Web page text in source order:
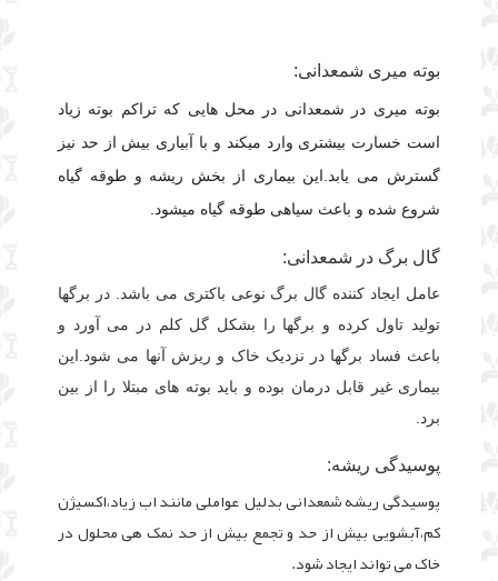
بوته میری شمعدانی:
بوته میری در شمعدانی در محل هایی که تراکم بوته زیاد
است خسارت بیشتری وارد میکند و با آبیاری بیش از حد نیز
گسترش می یابد.این بیماری از بخش ریشه و طوقه گیاه
شروع شده و باعث سیاهی طوقه گیاه میشود
گال برگ در شمعدانی:
عامل ایجاد کننده گال برگ نوعی باکتری می باشد. در برگها
تولید تاول کرده و برگها را بشکل گل کلم در می آورد و
باعث فساد برگها در نزدیک خاک و ریزش آنها می شود.این
بیماری غیر قابل درمان بوده و باید بوته های مبتلا را از بین
برد.
پوسیدگی ریشه:
پوسیدگی ریشه شمعدانی بدلیل عواملی مانند اب زیاد،اکسیژن
کم،آبشویی بیش از حد و تجمع بیش از حد نمک هی محلول در
خاک می تواند ایجاد شود.